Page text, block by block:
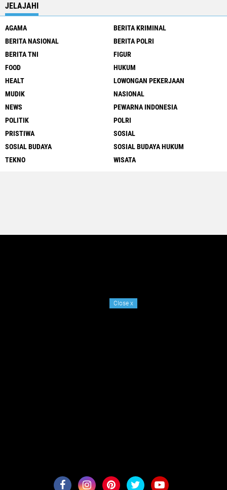
JELAJAHI
AGAMA
BERITA KRIMINAL
BERITA NASIONAL
BERITA POLRI
BERITA TNI
FIGUR
FOOD
HUKUM
HEALT
LOWONGAN PEKERJAAN
MUDIK
NASIONAL
NEWS
PEWARNA INDONESIA
POLITIK
POLRI
PRISTIWA
SOSIAL
SOSIAL BUDAYA
SOSIAL BUDAYA HUKUM
TEKNO
WISATA
Close x